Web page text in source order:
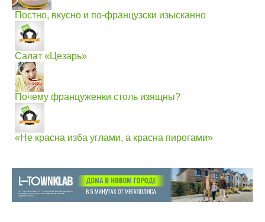
Постно, вкусно и по-французски изысканно
Салат «Цезарь»
Почему француженки столь изящны?
«Не красна изба углами, а красна пирогами»